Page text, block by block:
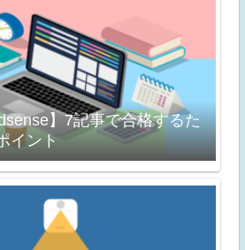
】7記事で合格するた
イント